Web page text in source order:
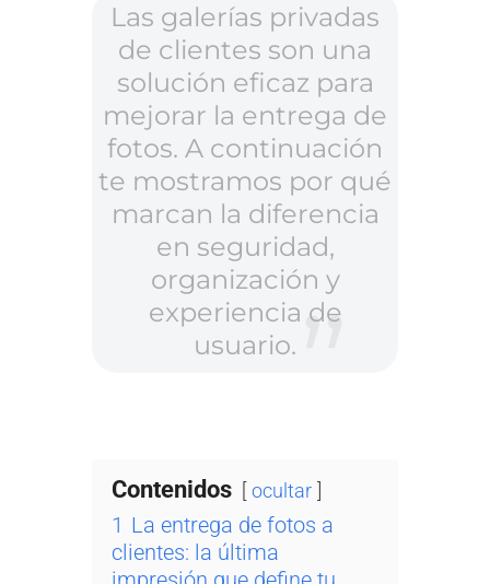
Las galerías privadas
de clientes son una
solución eficaz para
mejorar la entrega de
fotos. A continuación
te mostramos por qué
marcan la diferencia
en seguridad,
organización y
experiencia de
usuario.
Contenidos ocultar
1 La entrega de fotos a
clientes: la última